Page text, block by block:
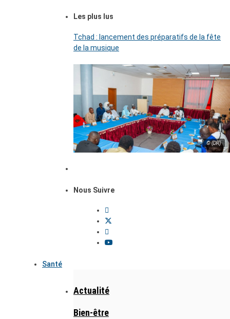
Les plus lus
Tchad : lancement des préparatifs de la fête
de la musique
© (DR)
Nous Suivre
Santé
Actualité
Bien-être